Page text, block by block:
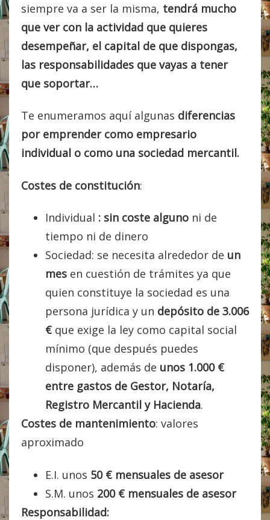
siempre va a ser la misma, tendrá mucho
que ver con la actividad que quieres
desempeñar, el capital de que dispongas,
las responsabilidades que vayas a tener
que soportar…
Te enumeramos aquí algunas diferencias
por emprender como empresario
individual o como una sociedad mercantil.
Costes de constitución:
Individual : sin coste alguno ni de
tiempo ni de dinero
Sociedad: se necesita alrededor de un
mes en cuestión de trámites ya que
quien constituye la sociedad es una
persona jurídica y un depósito de 3.006
€ que exige la ley como capital social
mínimo (que después puedes
disponer), además de unos 1.000 €
entre gastos de Gestor, Notaría,
Registro Mercantil y Hacienda.
Costes de mantenimiento: valores
aproximado
E.I. unos 50 € mensuales de asesor
S.M. unos 200 € mensuales de asesor
Responsabilidad: